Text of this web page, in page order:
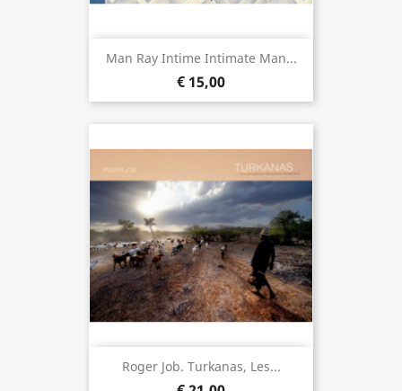
Man Ray Intime Intimate Man...
€ 15,00
Roger Job. Turkanas, Les...